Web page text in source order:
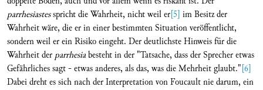
parrhesiastesspricht die Wahrheit, nicht weil er[5] im Besitz der
Wahrheit wäre, die er in einer bestimmten Situation veröffentlicht,
sondern weil er ein Risiko eingeht. Der deutlichste Hinweis für die
Wahrheit der parrhesiabesteht in der "Tatsache, dass der Sprecher etwas
Gefährliches sagt - etwas anderes, als das, was die Mehrheit glaubt."[6]
Dabei dreht es sich nach der Interpretation von Foucault nie darum, ein